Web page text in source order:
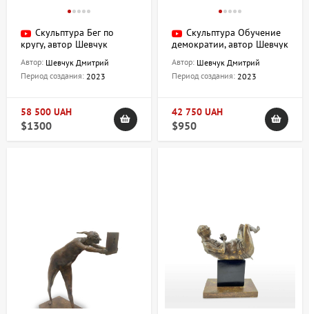
Скульптура Бег по
кругу, автор Шевчук
Автор: Шевчук Дмитрий
Период создания: 2023
58 500 UAH
$1300
Скульптура Обучение
демократии, автор Шевчук
Автор: Шевчук Дмитрий
Период создания: 2023
42 750 UAH
$950